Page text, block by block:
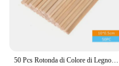
50 Pcs Rotonda di Colore di Legno Spiedi Scuola Materna Per Bambini A Mano Materiale di Legno Creativo Artigianato FAI DA TE Per Bambini Regali Decoupage Ornamenti di Legno